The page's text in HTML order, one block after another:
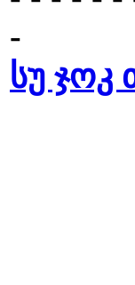
-
სუ ჯოკ